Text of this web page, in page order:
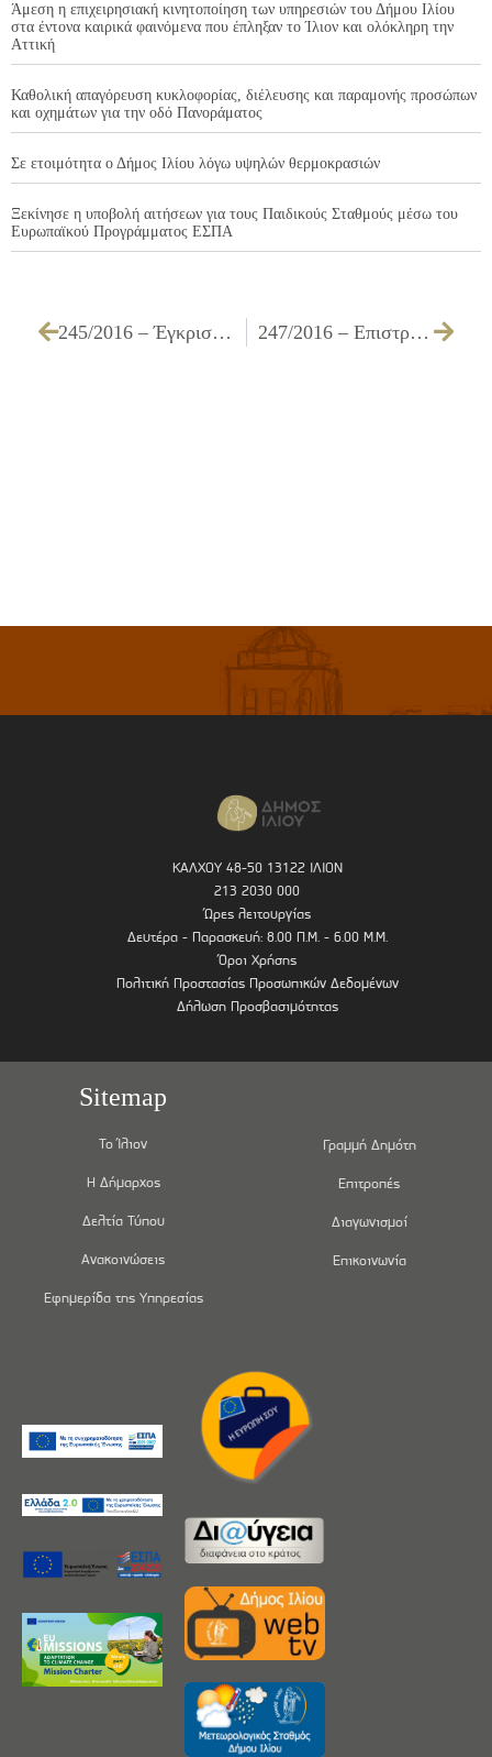
Άμεση η επιχειρησιακή κινητοποίηση των υπηρεσιών του Δήμου Ιλίου
στα έντονα καιρικά φαινόμενα που έπληξαν το Ίλιον και ολόκληρη την
Αττική
Καθολική απαγόρευση κυκλοφορίας, διέλευσης και παραμονής προσώπων
και οχημάτων για την οδό Πανοράματος
Σε ετοιμότητα ο Δήμος Ιλίου λόγω υψηλών θερμοκρασιών
Ξεκίνησε η υποβολή αιτήσεων για τους Παιδικούς Σταθμούς μέσω του
Ευρωπαϊκού Προγράμματος ΕΣΠΑ
245/2016 – Έγκριση διενέργειας για την «Προμήθεια έτοιμου φαγητού για τη Σίτιση μαθητών Μουσικού Γυμνασίου – Λυκείου Ιλίου» 247/2016 – Επιστροφή ποσού 44,62 € ως αχρεωστήτως εισπραχθέντος από το Δήμο μας
ΚΑΛΧΟΥ 48-50 13122 ΙΛΙΟΝ
213 2030 000
Ώρες λειτουργίας
Δευτέρα - Παρασκευή: 8.00 Π.Μ. - 6.00 Μ.Μ.
Όροι Χρήσης
Πολιτική Προστασίας Προσωπικών Δεδομένων
Δήλωση Προσβασιμότητας
Sitemap
Το Ίλιον
Η Δήμαρχος
Δελτία Τύπου
Ανακοινώσεις
Εφημερίδα της Υπηρεσίας
Γραμμή Δημότη
Επιτροπές
Διαγωνισμοί
Επικοινωνία